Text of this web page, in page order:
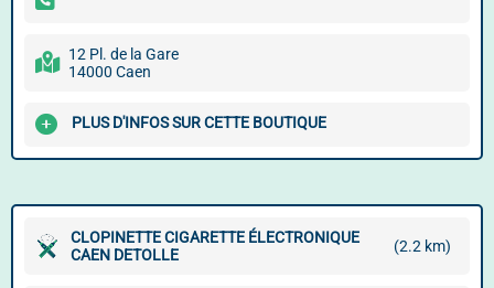
12 Pl. de la Gare
14000 Caen
PLUS D'INFOS SUR CETTE BOUTIQUE
CLOPINETTE CIGARETTE ÉLECTRONIQUE
CAEN DETOLLE
(2.2 km)